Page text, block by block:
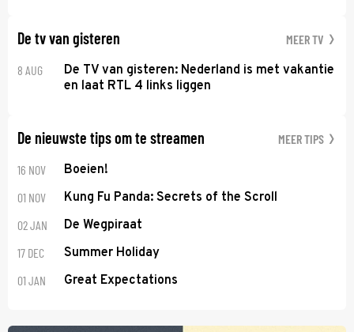
De tv van gisteren MEER TV
8 AUG
De TV van gisteren: Nederland is met vakantie
en laat RTL 4 links liggen
De nieuwste tips om te streamen MEER TIPS
16 NOV Boeien!
01 NOV Kung Fu Panda: Secrets of the Scroll
02 JAN De Wegpiraat
17 DEC Summer Holiday
01 JAN Great Expectations